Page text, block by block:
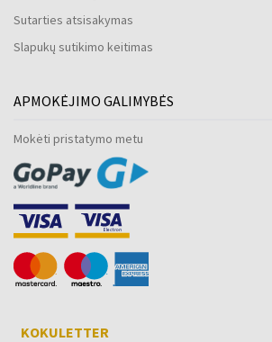
Sutarties atsisakymas
Slapukų sutikimo keitimas
APMOKĖJIMO GALIMYBĖS
Mokėti pristatymo metu
KOKULETTER